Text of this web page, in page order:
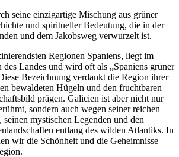
seine einzigartige Mischung aus grüner
und spiritueller Bedeutung, die in der
und dem Jakobsweg verwurzelt ist.
Regionen Spaniens, liegt im
des Landes und wird oft als „Spaniens grüner
Bezeichnung verdankt die Region ihrer
bewaldeten Hügeln und den fruchtbaren
prägen. Galicien ist aber nicht nur
sondern auch wegen seiner reichen
seinen mystischen Legenden und den
entlang des wilden Atlantiks. In
wir die Schönheit und die Geheimnisse